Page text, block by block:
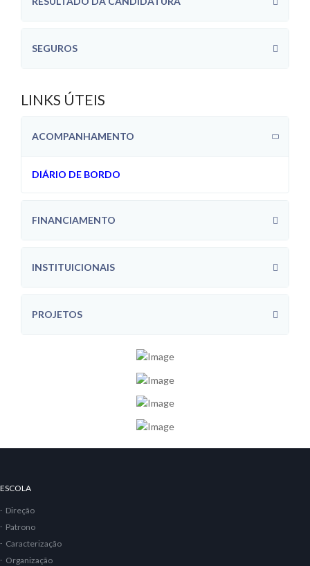
SEGUROS
LINKS ÚTEIS
ACOMPANHAMENTO
DIÁRIO DE BORDO
FINANCIAMENTO
INSTITUICIONAIS
PROJETOS
ESCOLA
Direção
Patrono
Caracterização
Organização